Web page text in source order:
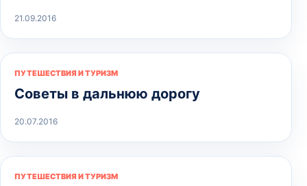
21.09.2016
ПУТЕШЕСТВИЯ И ТУРИЗМ
Советы в дальнюю дорогу
20.07.2016
ПУТЕШЕСТВИЯ И ТУРИЗМ